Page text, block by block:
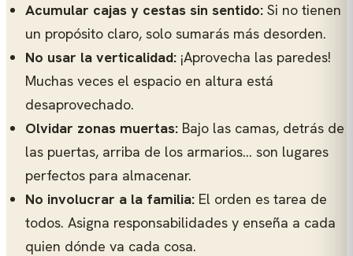
Acumular cajas y cestas sin sentido: Si no tienen
un propósito claro, solo sumarás más desorden.
No usar la verticalidad: ¡Aprovecha las paredes!
Muchas veces el espacio en altura está
desaprovechado.
Olvidar zonas muertas: Bajo las camas, detrás de
las puertas, arriba de los armarios… son lugares
perfectos para almacenar.
No involucrar a la familia: El orden es tarea de
todos. Asigna responsabilidades y enseña a cada
quien dónde va cada cosa.